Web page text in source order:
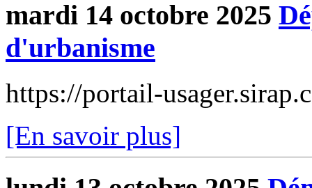
mardi 14 octobre 2025
d'urbanisme
https://portail-
[En savoir plus]